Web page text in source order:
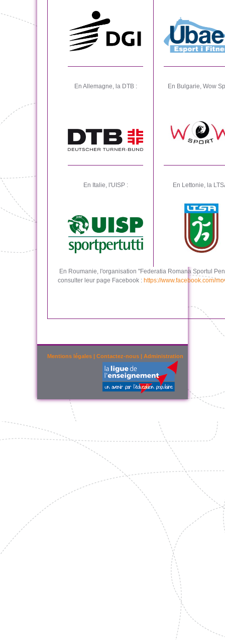
En Allemagne, la DTB : En Bulgarie, Wow
En Italie, l'UISP : En Lettonie, la
En Roumanie, l'organisation "Federatia Romana Sportul
consulter leur page Facebook : https://www.facebook.com/
Mentions légales | Contactez-nous | Administration